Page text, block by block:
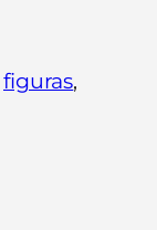
figuras